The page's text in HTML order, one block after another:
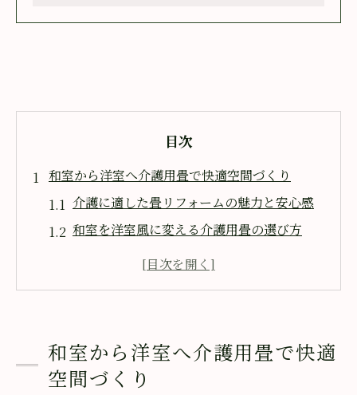
目次
和室から洋室へ介護用畳で快適空間づくり
介護に適した畳リフォームの魅力と安心感
和室を洋室風に変える介護用畳の選び方
高齢者の安全を考えた介護用畳のメリット
洋室にも合う介護用畳で暮らしを豊かに
介護リフォームに最適なリフェイス畳の魅力
和室から洋室へ介護用畳で快適
空間づくり